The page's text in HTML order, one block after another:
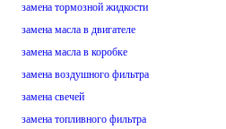
замена тормозной жидкости
замена масла в двигателе
замена масла в коробке
замена воздушного фильтра
замена свечей
замена топливного фильтра